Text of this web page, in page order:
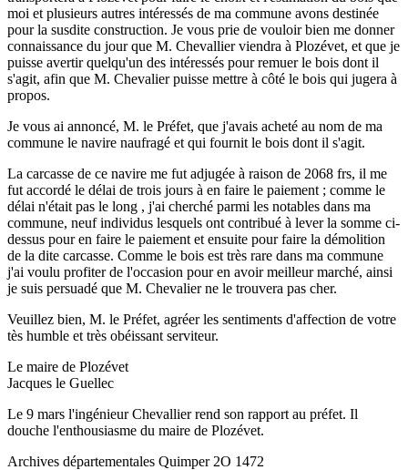
moi et plusieurs autres intéressés de ma commune avons destinée
pour la susdite construction. Je vous prie de vouloir bien me donner
connaissance du jour que M. Chevallier viendra à Plozévet, et que je
puisse avertir quelqu'un des intéressés pour remuer le bois dont il
s'agit, afin que M. Chevalier puisse mettre à côté le bois qui jugera à
propos.
Je vous ai annoncé, M. le Préfet, que j'avais acheté au nom de ma
commune le navire naufragé et qui fournit le bois dont il s'agit.
La carcasse de ce navire me fut adjugée à raison de 2068 frs, il me
fut accordé le délai de trois jours à en faire le paiement ; comme le
délai n'était pas le long , j'ai cherché parmi les notables dans ma
commune, neuf individus lesquels ont contribué à lever la somme ci-
dessus pour en faire le paiement et ensuite pour faire la démolition
de la dite carcasse. Comme le bois est très rare dans ma commune
j'ai voulu profiter de l'occasion pour en avoir meilleur marché, ainsi
je suis persuadé que M. Chevalier ne le trouvera pas cher.
Veuillez bien, M. le Préfet, agréer les sentiments d'affection de votre
tès humble et très obéissant serviteur.
Le maire de Plozévet
Jacques le Guellec
Le 9 mars l'ingénieur Chevallier rend son rapport au préfet. Il
douche l'enthousiasme du maire de Plozévet.
Archives départementales Quimper 2O 1472